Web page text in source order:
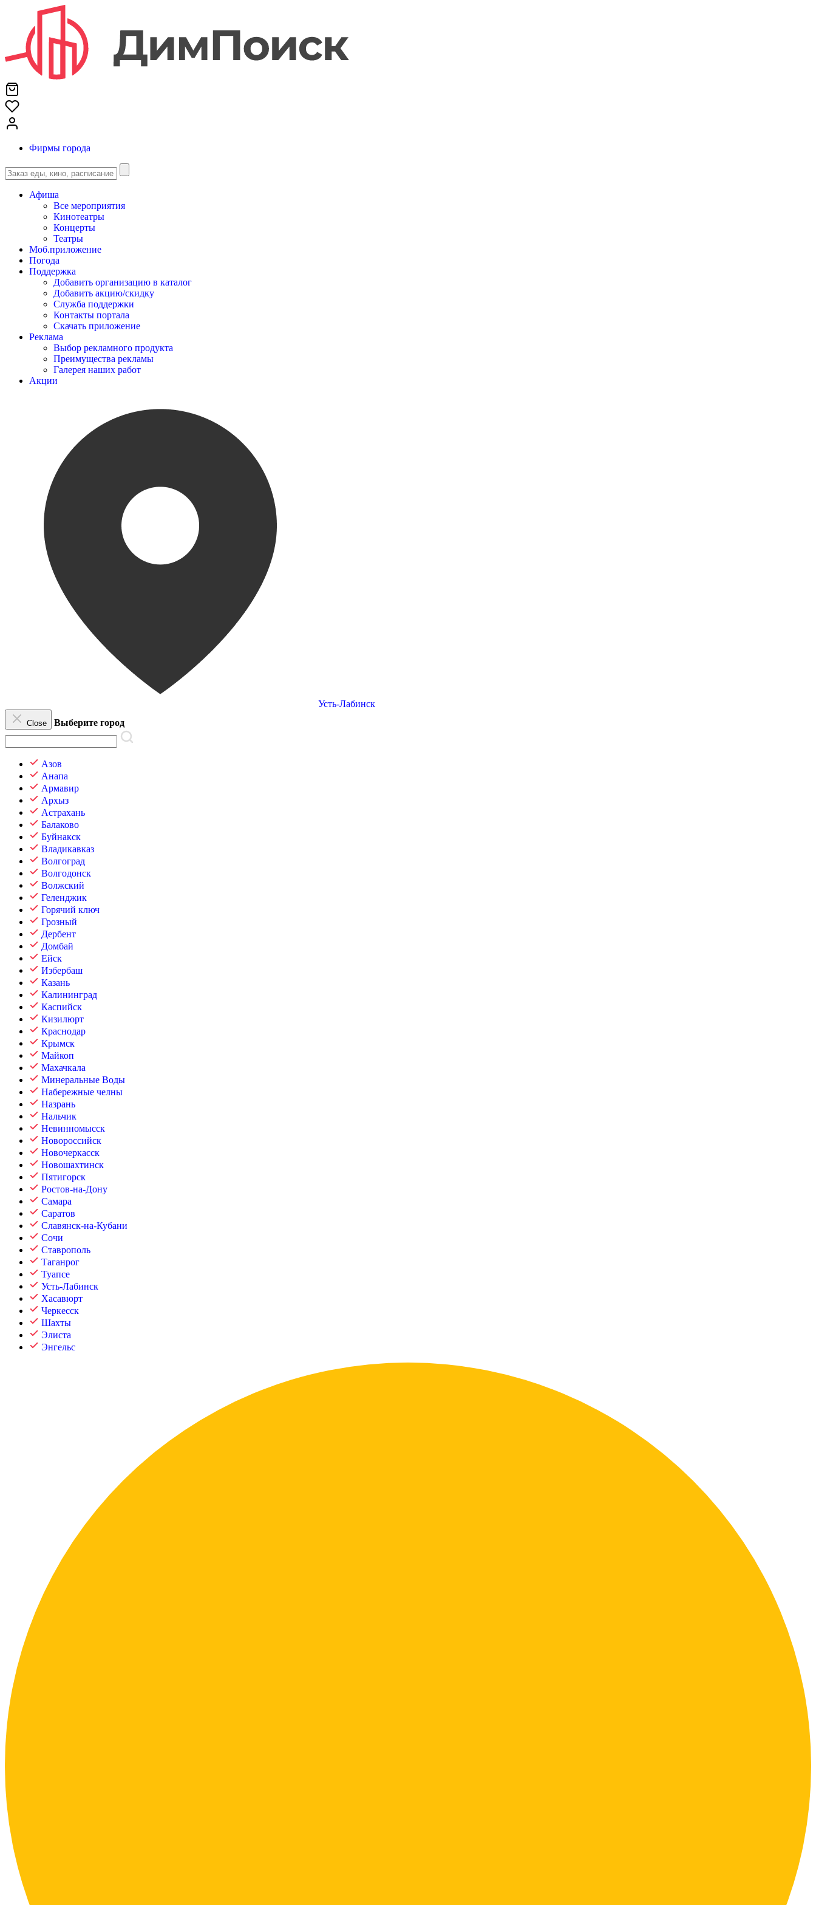
Фирмы города
Афиша
Все мероприятия
Кинотеатры
Концерты
Театры
Моб.приложение
Погода
Поддержка
Добавить организацию в каталог
Добавить акцию/скидку
Служба поддержки
Контакты портала
Скачать приложение
Реклама
Выбор рекламного продукта
Преимущества рекламы
Галерея наших работ
Акции
Усть-Лабинск
Close Выберите город
Азов
Анапа
Армавир
Архыз
Астрахань
Балаково
Буйнакск
Владикавказ
Волгоград
Волгодонск
Волжский
Геленджик
Горячий ключ
Грозный
Дербент
Домбай
Ейск
Избербаш
Казань
Калининград
Каспийск
Кизилюрт
Краснодар
Крымск
Майкоп
Махачкала
Минеральные Воды
Набережные челны
Назрань
Нальчик
Невинномысск
Новороссийск
Новочеркасск
Новошахтинск
Пятигорск
Ростов-на-Дону
Самара
Саратов
Славянск-на-Кубани
Сочи
Ставрополь
Таганрог
Туапсе
Усть-Лабинск
Хасавюрт
Черкесск
Шахты
Элиста
Энгельс